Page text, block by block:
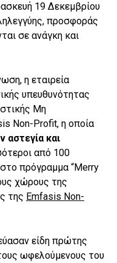
19 Δεκεμβρίου
προσφοράς
σε ανάγκη και
η εταιρεία
υπευθυνότητας
Μη
Non-Profit, η οποία
αστεγία και
από 100
πρόγραμμα “Merry
χώρους της
της Emfasis Non-
είδη πρώτης
ωφελούμενους του